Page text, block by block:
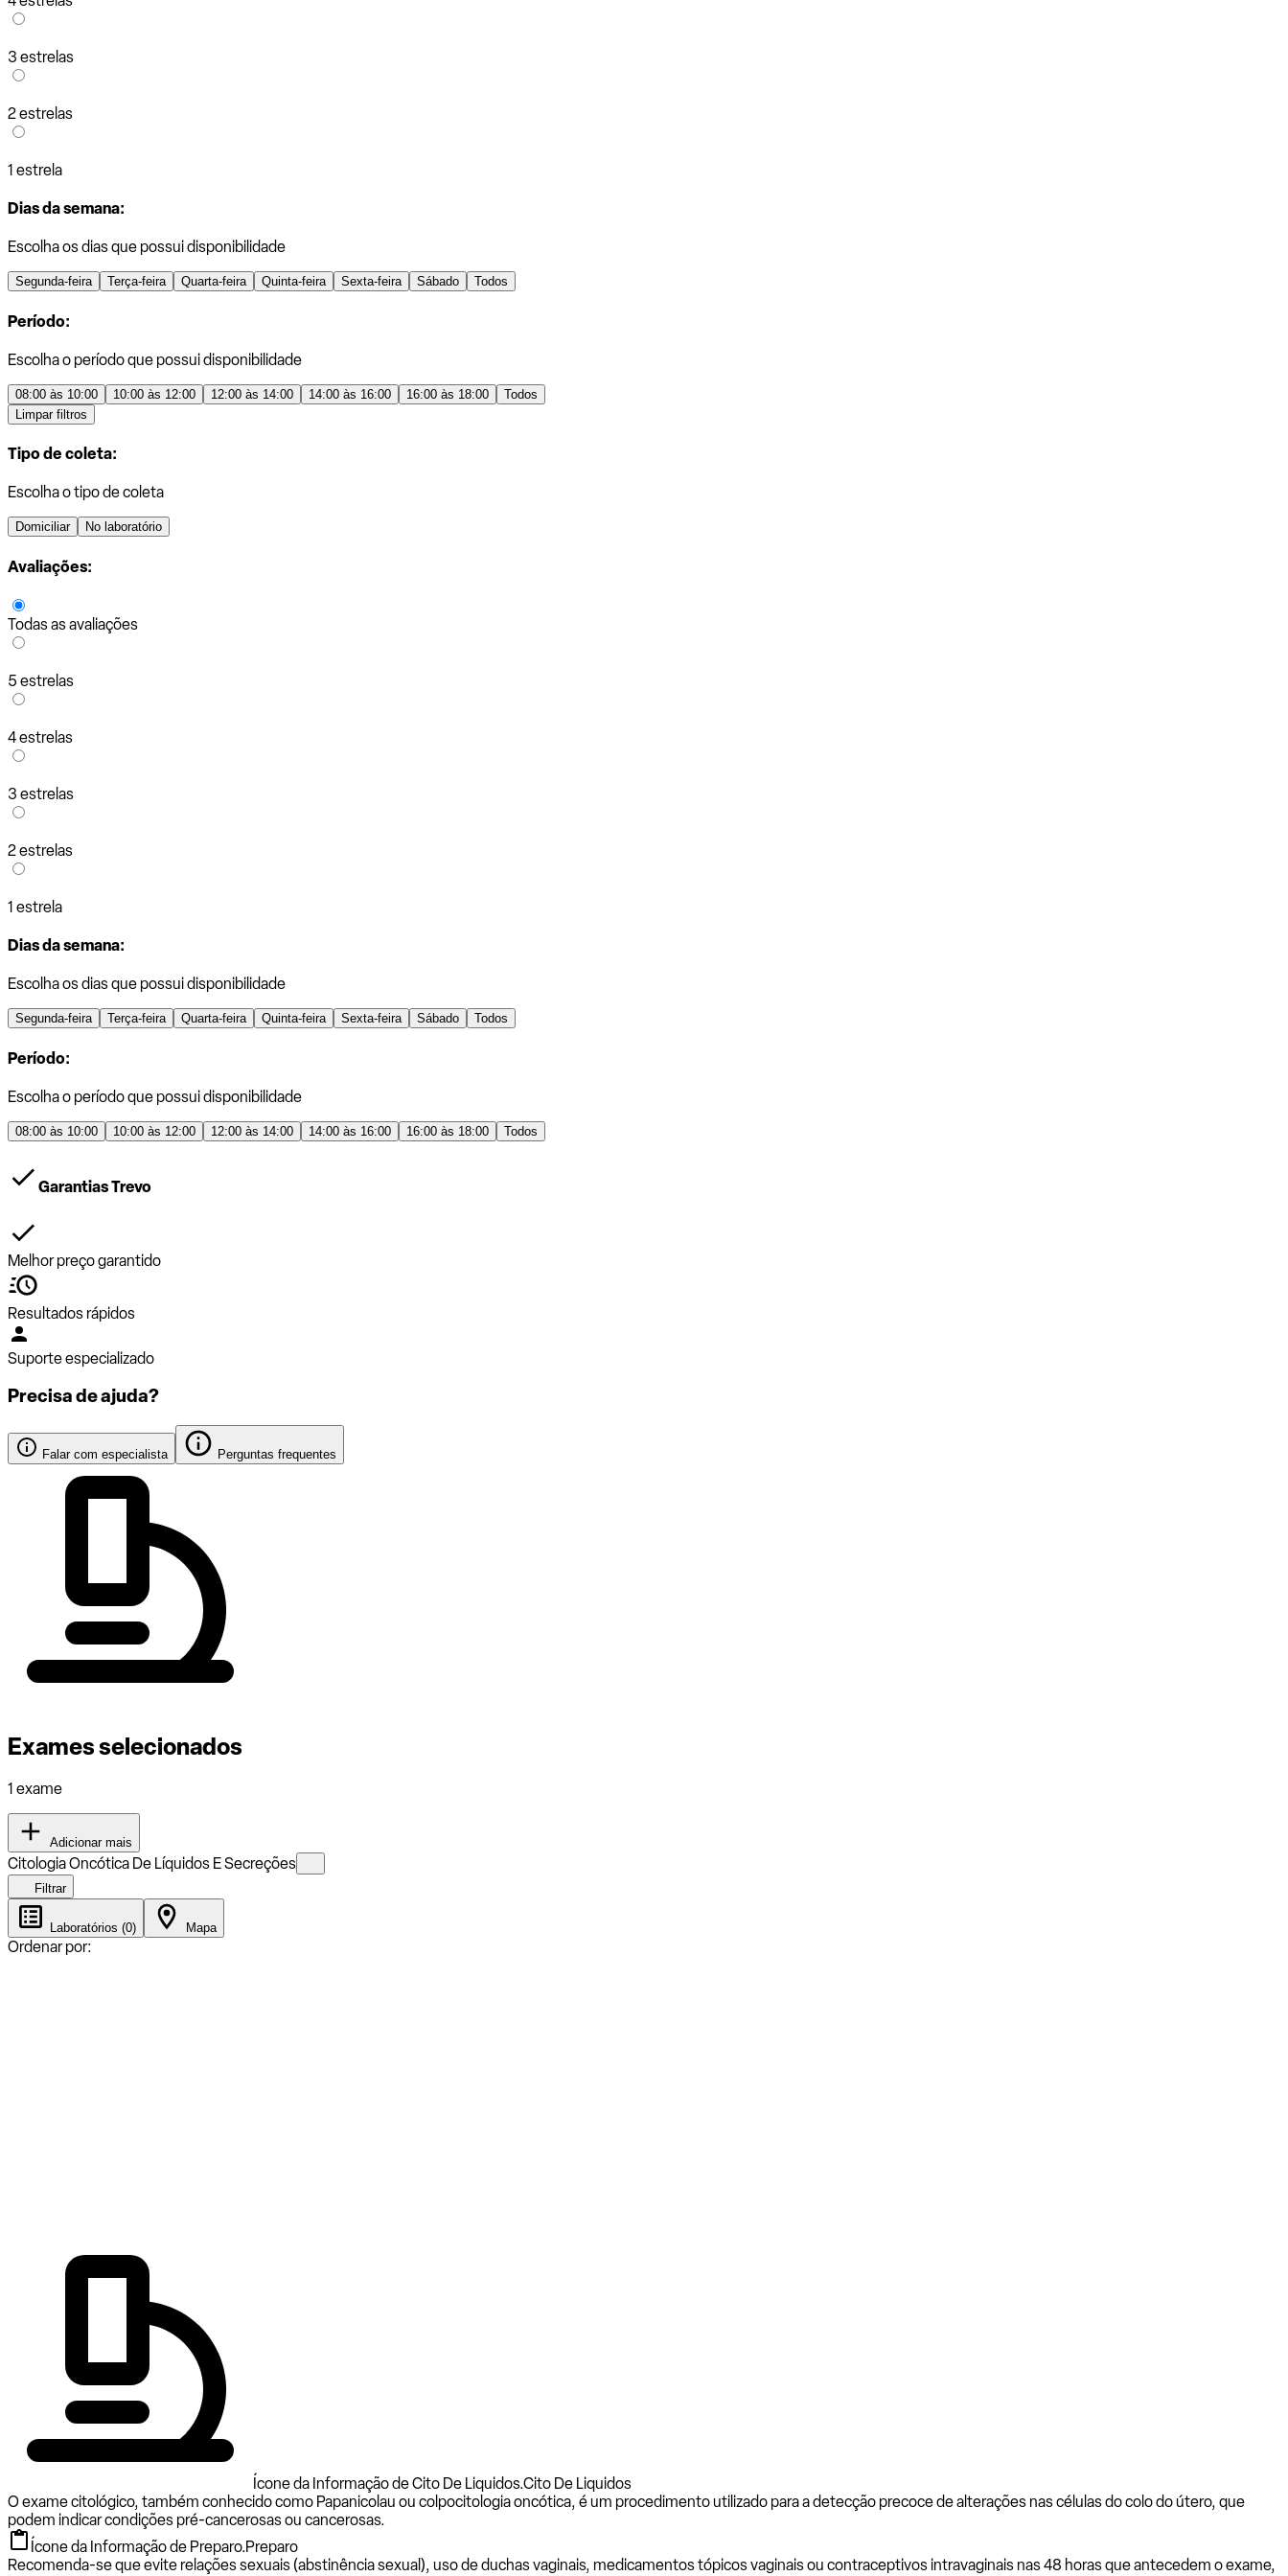
3 estrelas
2 estrelas
1 estrela
Dias da semana:
Escolha os dias que possui disponibilidade
Segunda-feira Terça-feira Quarta-feira Quinta-feira Sexta-feira Sábado Todos
Período:
Escolha o período que possui disponibilidade
08:00 às 10:00 10:00 às 12:00 12:00 às 14:00 14:00 às 16:00 16:00 às 18:00
Todos
Limpar filtros
Tipo de coleta:
Escolha o tipo de coleta
Domiciliar No laboratório
Avaliações:
Todas as avaliações
5 estrelas
4 estrelas
3 estrelas
2 estrelas
1 estrela
Dias da semana:
Escolha os dias que possui disponibilidade
Segunda-feira Terça-feira Quarta-feira Quinta-feira Sexta-feira Sábado Todos
Período:
Escolha o período que possui disponibilidade
08:00 às 10:00 10:00 às 12:00 12:00 às 14:00 14:00 às 16:00 16:00 às 18:00 Todos
Garantias Trevo
Melhor preço garantido
Resultados rápidos
Suporte especializado
Precisa de ajuda?
Falar com especialista Perguntas frequentes
Exames selecionados
1 exame
Adicionar mais
Citologia Oncótica De Líquidos E Secreções
Filtrar
Laboratórios (0) Mapa
Ordenar por:
Ícone da Informação de Cito De Liquidos.Cito De Liquidos
O exame citológico, também conhecido como Papanicolau ou colpocitologia oncótica, é um procedimento utilizado para a detecção precoce de alterações nas células do colo do útero, que
podem indicar condições pré-cancerosas ou cancerosas.
Ícone da Informação de Preparo.Preparo
Recomenda-se que evite relações sexuais (abstinência sexual), uso de duchas vaginais, medicamentos tópicos vaginais ou contraceptivos intravaginais nas 48 horas que antecedem o exame,